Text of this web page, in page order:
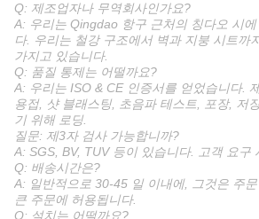
Q: 제조업자나 무역회사인가요?
A: 우리는 Qingdao 항구 근처의 칭다오 시
다. 우리는 철강 구조에서 벽과 지붕 시트까
가지고 있습니다.
Q: 품질 통제는 어떨까요?
A: 우리는 ISO & CE 인증서를 얻었습니다.
용접, 샷 블래스팅, 초음파 테스트, 포장, 저
기 위해 로딩.
질문: 제3자 검사 가능합니까?
A: SGS, BV, TUV 등이 있습니다. 고객 요구
Q: 배송시간은?
A: 일반적으로 30-45 일 이내에, 그것은 주
큰 주문에 허용됩니다.
Q: 설치는 어떨까요?